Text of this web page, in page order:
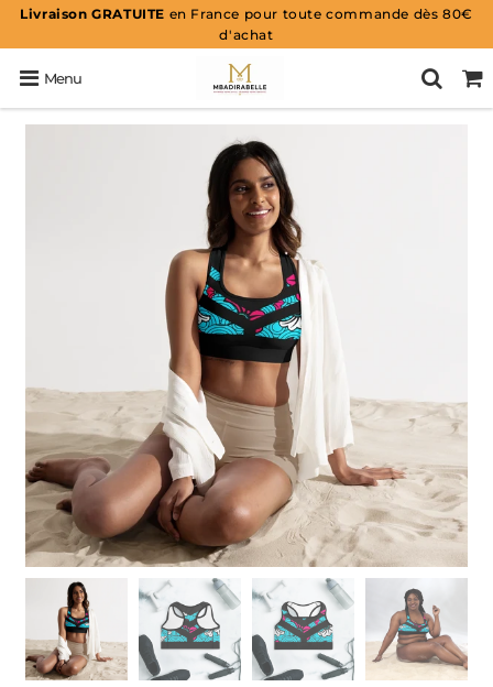
Livraison GRATUITE en France pour toute commande dès 80€
d'achat
Menu